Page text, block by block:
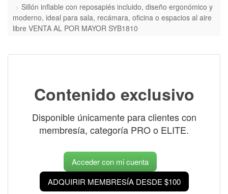
Sillón inflable con reposapiés incluido, diseño ergonómico y
moderno, ideal para sala, recámara, oficina o espacios al aire
libre VENTA AL POR MAYOR SYB1810
Contenido exclusivo
Disponible únicamente para clientes con
membresía, categoría PRO o ELITE.
Acceder con mi cuenta
ADQUIRIR MEMBRESÍA DESDE $100